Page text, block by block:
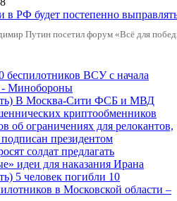
в РФ будет постепенно
Путин посетил форум «Всё для
беспилотников ВСУ с начала
- Минобороны
В Москва-Сити ФСБ и МВД
криптообменников
об ограничениях для релокантов,
президентом
солдат предлагать
идеи для наказания Ирана
5 человек погибли 10
в Московской области –